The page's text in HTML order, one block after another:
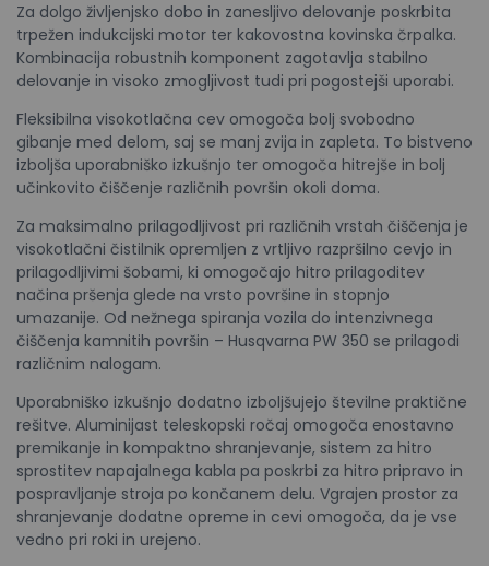
Za dolgo življenjsko dobo in zanesljivo delovanje poskrbita
trpežen indukcijski motor ter kakovostna kovinska črpalka.
Kombinacija robustnih komponent zagotavlja stabilno
delovanje in visoko zmogljivost tudi pri pogostejši uporabi.
Fleksibilna visokotlačna cev omogoča bolj svobodno
gibanje med delom, saj se manj zvija in zapleta. To bistveno
izboljša uporabniško izkušnjo ter omogoča hitrejše in bolj
učinkovito čiščenje različnih površin okoli doma.
Za maksimalno prilagodljivost pri različnih vrstah čiščenja je
visokotlačni čistilnik opremljen z vrtljivo razpršilno cevjo in
prilagodljivimi šobami, ki omogočajo hitro prilagoditev
načina pršenja glede na vrsto površine in stopnjo
umazanije. Od nežnega spiranja vozila do intenzivnega
čiščenja kamnitih površin – Husqvarna PW 350 se prilagodi
različnim nalogam.
Uporabniško izkušnjo dodatno izboljšujejo številne praktične
rešitve. Aluminijast teleskopski ročaj omogoča enostavno
premikanje in kompaktno shranjevanje, sistem za hitro
sprostitev napajalnega kabla pa poskrbi za hitro pripravo in
pospravljanje stroja po končanem delu. Vgrajen prostor za
shranjevanje dodatne opreme in cevi omogoča, da je vse
vedno pri roki in urejeno.